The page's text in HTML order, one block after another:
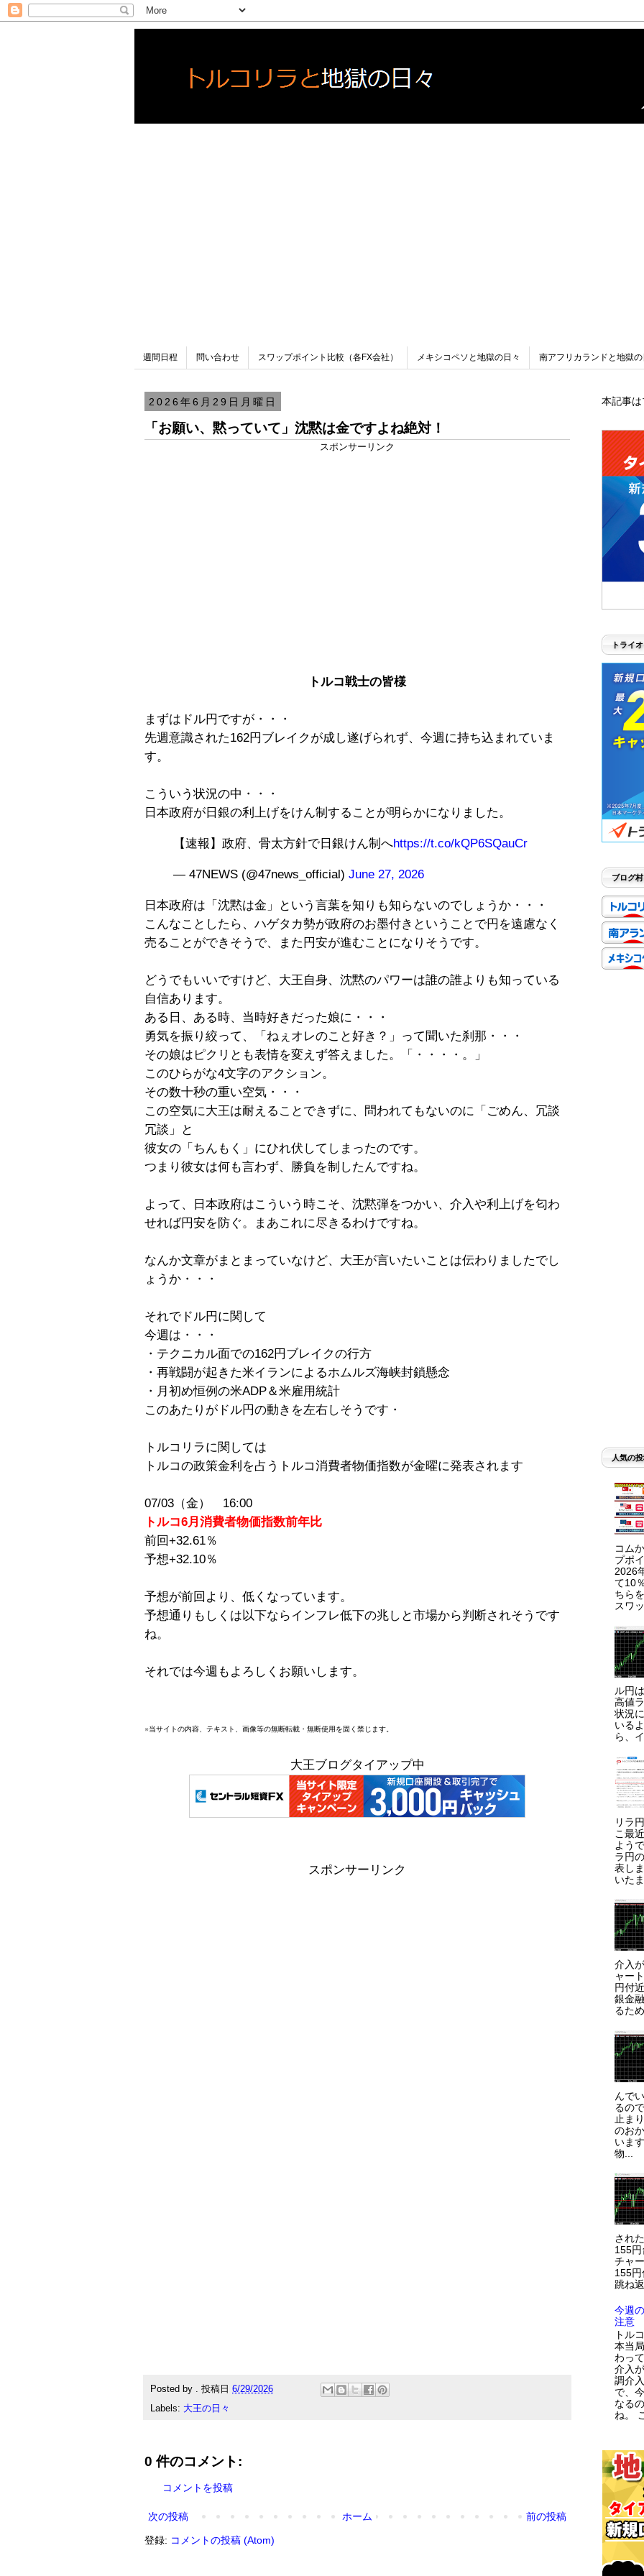
週間日程 問い合わせ スワップポイント比較（各FX会社） メキシコペソと地獄の日々 南アフリカランドと地獄
2026年6月29日月曜日
「お願い、黙っていて」沈黙は金ですよね絶対！
スポンサーリンク
トルコ戦士の皆様
まずはドル円ですが・・・
先週意識された162円ブレイクが成し遂げられず、今週に持ち込まれていま
す。
こういう状況の中・・・
日本政府が日銀の利上げをけん制することが明らかになりました。
【速報】政府、骨太方針で日銀けん制へhttps://t.co/kQP6SQauCr
— 47NEWS (@47news_official) June 27, 2026
日本政府は「沈黙は金」という言葉を知りも知らないのでしょうか・・・
こんなことしたら、ハゲタカ勢が政府のお墨付きということで円を遠慮なく
売ることができそうで、また円安が進むことになりそうです。
どうでもいいですけど、大王自身、沈黙のパワーは誰の誰よりも知っている
自信あります。
ある日、ある時、当時好きだった娘に・・・
勇気を振り絞って、「ねぇオレのこと好き？」って聞いた刹那・・・
その娘はピクリとも表情を変えず答えました。「・・・・。」
このひらがな4文字のアクション。
その数十秒の重い空気・・・
この空気に大王は耐えることできずに、問われてもないのに「ごめん、冗談
冗談」と
彼女の「ちんもく」にひれ伏してしまったのです。
つまり彼女は何も言わず、勝負を制したんですね。
よって、日本政府はこういう時こそ、沈黙弾をつかい、介入や利上げを匂わ
せれば円安を防ぐ。まあこれに尽きるわけですね。
なんか文章がまとまっていなけど、大王が言いたいことは伝わりましたでし
ょうか・・・
それでドル円に関して
今週は・・・
・テクニカル面での162円ブレイクの行方
・再戦闘が起きた米イランによるホムルズ海峡封鎖懸念
・月初め恒例の米ADP＆米雇用統計
このあたりがドル円の動きを左右しそうです・
トルコリラに関しては
トルコの政策金利を占うトルコ消費者物価指数が金曜に発表されます
07/03（金） 16:00
トルコ6月消費者物価指数前年比
前回+32.61％
予想+32.10％
予想が前回より、低くなっています。
予想通りもしくは以下ならインフレ低下の兆しと市場から判断されそうです
ね。
それでは今週もよろしくお願いします。
※当サイトの内容、テキスト、画像等の無断転載・無断使用を固く禁じます。
大王ブログタイアップ中
スポンサーリンク
Posted by . 投稿日 6/29/2026
Labels: 大王の日々
0 件のコメント:
コメントを投稿
次の投稿 前の投稿
ホーム
登録: コメントの投稿 (Atom)
本記事
トライ
ブログ村
人気の
コム
プポ
2026
て10
ちら
スワ
ル円
高値
状況
いる
ら、
リラ
こ最
よう
ラ円
表し
いた
介入
ャー
円付
銀金
るた
んで
るの
止ま
のお
いま
物...
され
155
チャ
155
跳ね
今週
注意
トル
本当
わっ
介入
調介
で、
なる
ね。